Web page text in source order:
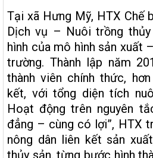
Tại xã Hưng Mỹ, HTX Chế
Dịch vụ – Nuôi trồng
hình của mô hình sản xuất
trường. Thành lập năm
thành viên chính thức,
kết, với tổng diện tích
Hoạt động trên nguyên
đẳng – cùng có lợi”, HTX
nông dân liên kết sản
thủy sản, từng bước hình